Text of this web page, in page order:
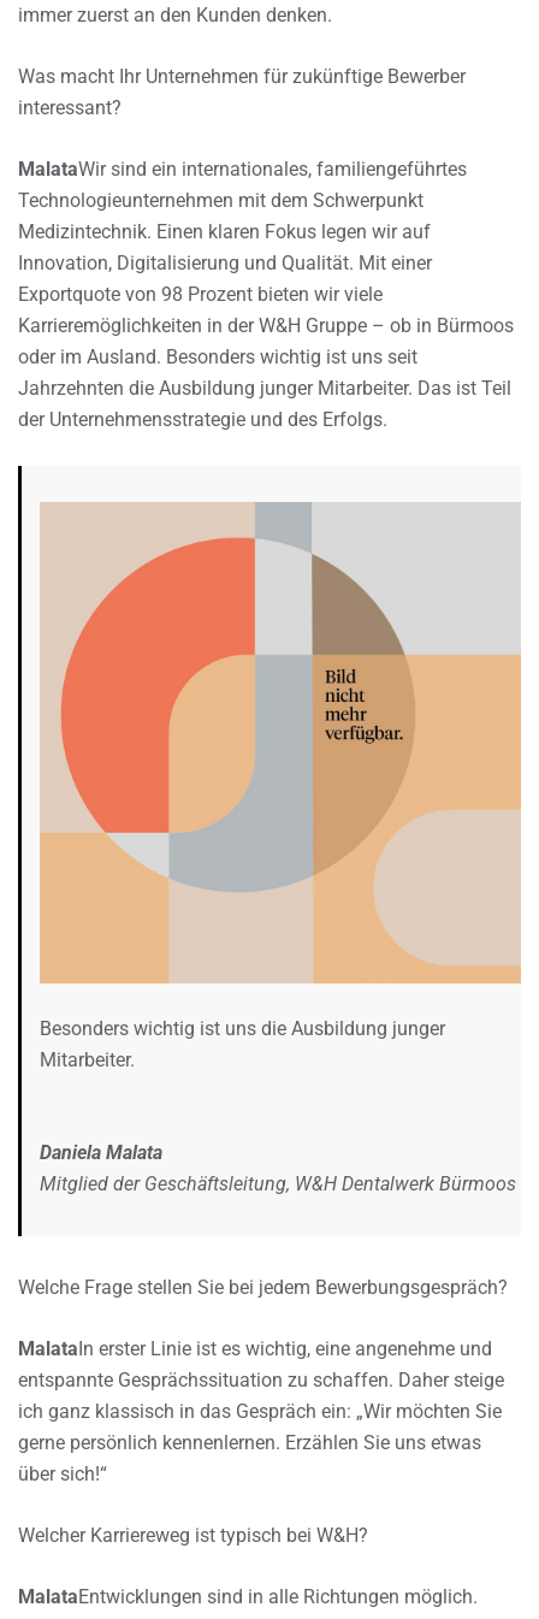
immer zuerst an den Kunden denken.
Was macht Ihr Unternehmen für zukünftige Bewerber
interessant?
MalataWir sind ein internationales, familiengeführtes
Technologieunternehmen mit dem Schwerpunkt
Medizintechnik. Einen klaren Fokus legen wir auf
Innovation, Digitalisierung und Qualität. Mit einer
Exportquote von 98 Prozent bieten wir viele
Karrieremöglichkeiten in der W&H Gruppe – ob in Bürmoos
oder im Ausland. Besonders wichtig ist uns seit
Jahrzehnten die Ausbildung junger Mitarbeiter. Das ist Teil
der Unternehmensstrategie und des Erfolgs.
Besonders wichtig ist uns die Ausbildung junger
Mitarbeiter.
Daniela Malata
Mitglied der Geschäftsleitung, W&H Dentalwerk Bürmoos
Welche Frage stellen Sie bei jedem Bewerbungsgespräch?
MalataIn erster Linie ist es wichtig, eine angenehme und
entspannte Gesprächssituation zu schaffen. Daher steige
ich ganz klassisch in das Gespräch ein: „Wir möchten Sie
gerne persönlich kennenlernen. Erzählen Sie uns etwas
über sich!“
Welcher Karriereweg ist typisch bei W&H?
MalataEntwicklungen sind in alle Richtungen möglich.